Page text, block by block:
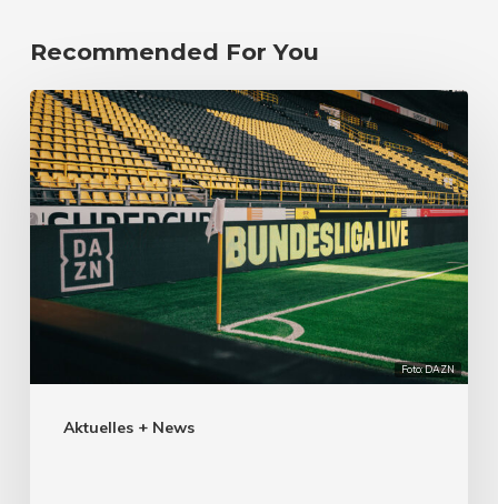
Recommended For You
Foto: DAZN
Aktuelles + News